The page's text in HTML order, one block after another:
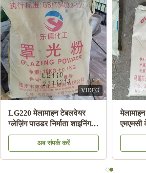
VIDEO
LG220 मेलामाइन टेबलवेयर
ग्लेज़िंग पाउडर निर्माता शाइनिंग
मेलामाइन प्लेट एचएस कोड
39092000 . के लिए
अब संपर्क करें
एमएमसी
केमिकल